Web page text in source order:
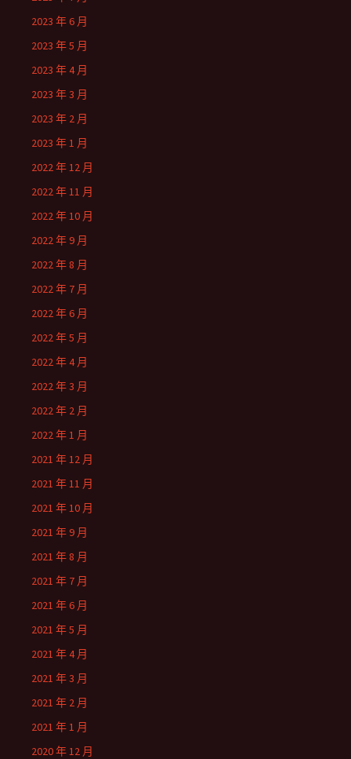
2023 年 6 月
2023 年 5 月
2023 年 4 月
2023 年 3 月
2023 年 2 月
2023 年 1 月
2022 年 12 月
2022 年 11 月
2022 年 10 月
2022 年 9 月
2022 年 8 月
2022 年 7 月
2022 年 6 月
2022 年 5 月
2022 年 4 月
2022 年 3 月
2022 年 2 月
2022 年 1 月
2021 年 12 月
2021 年 11 月
2021 年 10 月
2021 年 9 月
2021 年 8 月
2021 年 7 月
2021 年 6 月
2021 年 5 月
2021 年 4 月
2021 年 3 月
2021 年 2 月
2021 年 1 月
2020 年 12 月